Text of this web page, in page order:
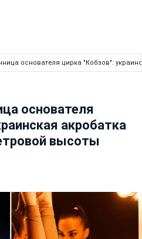
основателя цирка "Кобзов":
основателя
акробатка
высоты